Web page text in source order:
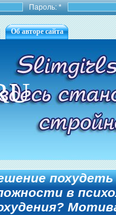
Пароль:*
Об авторе сайта
в